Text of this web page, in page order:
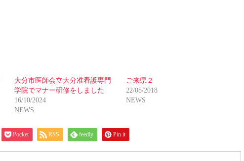
大分市医師会立大分准看護専門
学院でマナー研修をしました
16/10/2024
NEWS
ご来県２
22/08/2018
NEWS
Pocket RSS feedly Pin it